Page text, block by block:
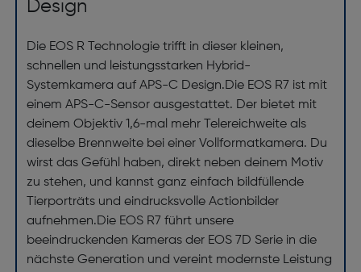
Design
Die EOS R Technologie trifft in dieser kleinen,
schnellen und leistungsstarken Hybrid-
Systemkamera auf APS-C Design.Die EOS R7 ist mit
einem APS-C-Sensor ausgestattet. Der bietet mit
deinem Objektiv 1,6-mal mehr Telereichweite als
dieselbe Brennweite bei einer Vollformatkamera. Du
wirst das Gefühl haben, direkt neben deinem Motiv
zu stehen, und kannst ganz einfach bildfüllende
Tierporträts und eindrucksvolle Actionbilder
aufnehmen.Die EOS R7 führt unsere
beeindruckenden Kameras der EOS 7D Serie in die
nächste Generation und vereint modernste Leistung